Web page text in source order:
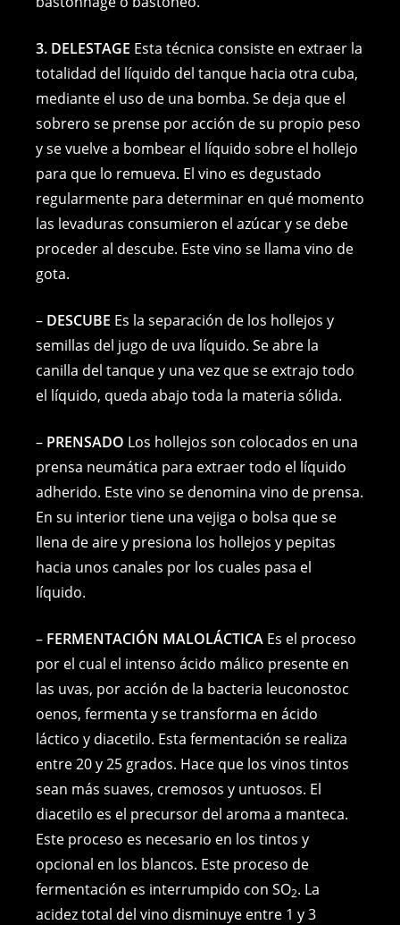
3. DELESTAGE Esta técnica consiste en extraer la
totalidad del líquido del tanque hacia otra cuba,
mediante el uso de una bomba. Se deja que el
sobrero se prense por acción de su propio peso
y se vuelve a bombear el líquido sobre el hollejo
para que lo remueva. El vino es degustado
regularmente para determinar en qué momento
las levaduras consumieron el azúcar y se debe
proceder al descube. Este vino se llama vino de
gota.
– DESCUBE Es la separación de los hollejos y
semillas del jugo de uva líquido. Se abre la
canilla del tanque y una vez que se extrajo todo
el líquido, queda abajo toda la materia sólida.
– PRENSADO Los hollejos son colocados en una
prensa neumática para extraer todo el líquido
adherido. Este vino se denomina vino de prensa.
En su interior tiene una vejiga o bolsa que se
llena de aire y presiona los hollejos y pepitas
hacia unos canales por los cuales pasa el
líquido.
– FERMENTACIÓN MALOLÁCTICA Es el proceso
por el cual el intenso ácido málico presente en
las uvas, por acción de la bacteria leuconostoc
oenos, fermenta y se transforma en ácido
láctico y diacetilo. Esta fermentación se realiza
entre 20 y 25 grados. Hace que los vinos tintos
sean más suaves, cremosos y untuosos. El
diacetilo es el precursor del aroma a manteca.
Este proceso es necesario en los tintos y
opcional en los blancos. Este proceso de
fermentación es interrumpido con SO2. La
acidez total del vino disminuye entre 1 y 3